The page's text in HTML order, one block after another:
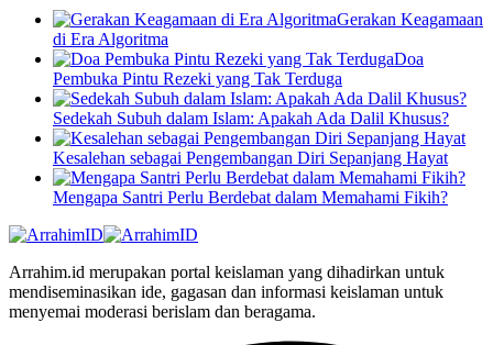
Gerakan Keagamaan
di Era Algoritma
Doa
Pembuka Pintu Rezeki yang Tak Terduga
Sedekah Subuh dalam Islam: Apakah Ada Dalil Khusus?
Kesalehan sebagai Pengembangan Diri Sepanjang Hayat
Mengapa Santri Perlu Berdebat dalam Memahami Fikih?
Arrahim.id merupakan portal keislaman yang dihadirkan untuk
mendiseminasikan ide, gagasan dan informasi keislaman untuk
menyemai moderasi berislam dan beragama.